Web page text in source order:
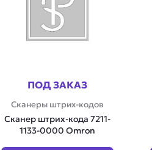
ПОД ЗАКАЗ
Сканеры штрих-кодов
Сканер штрих-кода 7211-
1133-0000 Omron